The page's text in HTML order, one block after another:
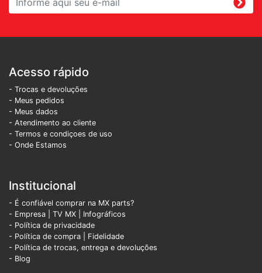
Acesso rápido
- Trocas e devoluções
- Meus pedidos
- Meus dados
- Atendimento ao cliente
- Termos e condiçoes de uso
- Onde Estamos
Institucional
- É confiável comprar na MX parts?
- Empresa
TV MX
Infográficos
- Política de privacidade
- Política de compra | Fidelidade
- Política de trocas, entrega e devoluções
- Blog